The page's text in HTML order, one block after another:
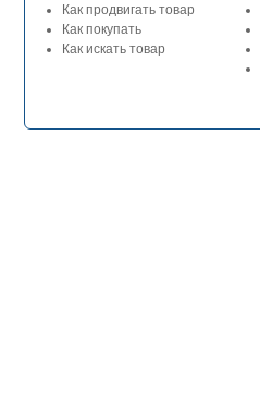
Как продвигать товар
Как покупать
Как искать товар